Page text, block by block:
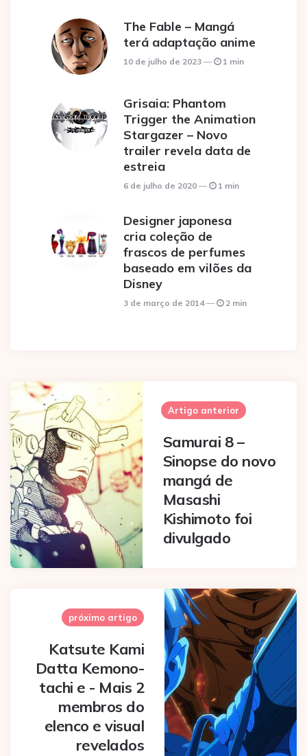
The Fable – Mangá
terá adaptação anime
10 de julho de 2023 1 min
Grisaia: Phantom
Trigger the Animation
Stargazer – Novo
trailer revela data de
estreia
6 de julho de 2020 1 min
Designer japonesa
cria coleção de
frascos de perfumes
baseado em vilões da
Disney
3 de março de 2014 2 min
Post
navigation
Artigo anterior
Samurai 8 –
Sinopse do novo
mangá de
Masashi
Kishimoto foi
divulgado
próximo artigo
Katsute Kami
Datta Kemono-
tachi e - Mais 2
membros do
elenco e visual
revelados